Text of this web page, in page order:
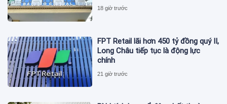
18 giờ trước
FPT Retail lãi hơn 450 tỷ đồng quý II,
Long Châu tiếp tục là động lực
chính
21 giờ trước